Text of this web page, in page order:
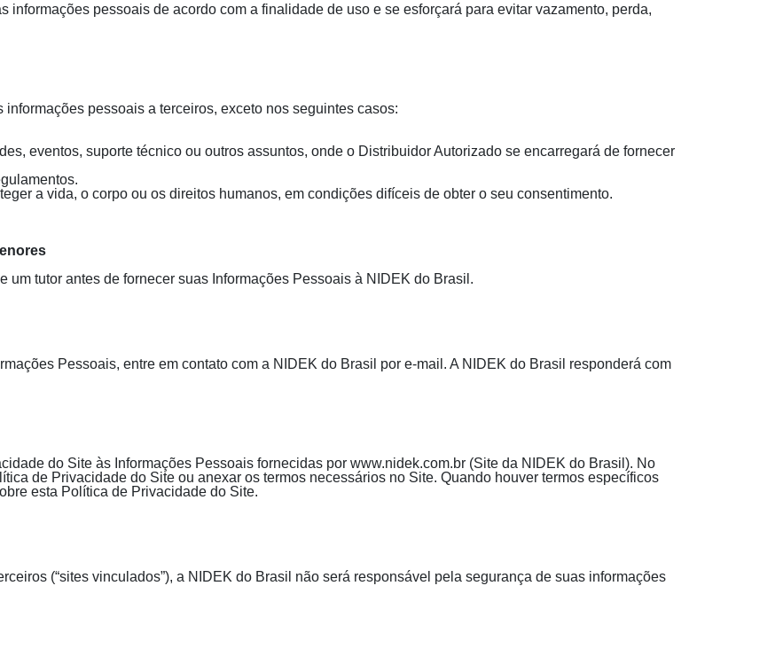
informações pessoais de acordo com a finalidade de uso e se esforçará para evitar vazamento, perda,
pessoais a terceiros, exceto nos seguintes casos:
eventos, suporte técnico ou outros assuntos, onde o Distribuidor Autorizado se encarregará de fornecer
a vida, o corpo ou os direitos humanos, em condições difíceis de obter o seu consentimento.
um tutor antes de fornecer suas Informações Pessoais à NIDEK do Brasil.
Pessoais, entre em contato com a NIDEK do Brasil por e-mail. A NIDEK do Brasil responderá com
do Site às Informações Pessoais fornecidas por www.nidek.com.br (Site da NIDEK do Brasil). No
de Privacidade do Site ou anexar os termos necessários no Site. Quando houver termos específicos
esta Política de Privacidade do Site.
(“sites vinculados”), a NIDEK do Brasil não será responsável pela segurança de suas informações